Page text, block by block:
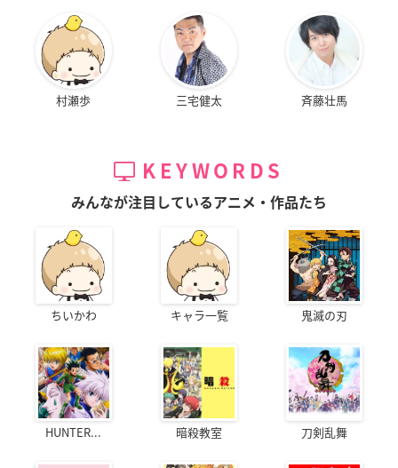
村瀬歩 三宅健太 斉藤壮馬
KEYWORDS
みんなが注目しているアニメ・作品たち
ちいかわ キャラ一覧 鬼滅の刃
HUNTER... 暗殺教室 刀剣乱舞